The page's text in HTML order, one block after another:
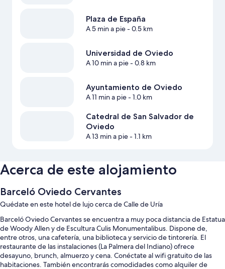
Plaza de España
A 5 min a pie- 0.5 km
Universidad de Oviedo
A 10 min a pie- 0.8 km
Ayuntamiento de Oviedo
A 11 min a pie- 1.0 km
Catedral de San Salvador de
Oviedo
A 13 min a pie- 1.1 km
Acerca de este alojamiento
Barceló Oviedo Cervantes
Quédate en este hotel de lujo cerca de Calle de Uría
Barceló Oviedo Cervantes se encuentra a muy poca distancia de Estatua
de Woody Allen y de Escultura Culis Monumentalibus. Dispone de,
entre otros, una cafetería, una biblioteca y servicio de tintorería. El
restaurante de las instalaciones (La Palmera del Indiano) ofrece
desayuno, brunch, almuerzo y cena. Conéctate al wifi gratuito de las
habitaciones. También encontrarás comodidades como alquiler de